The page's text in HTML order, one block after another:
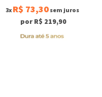
3x R$ 73,30sem juros
por R$ 219,90